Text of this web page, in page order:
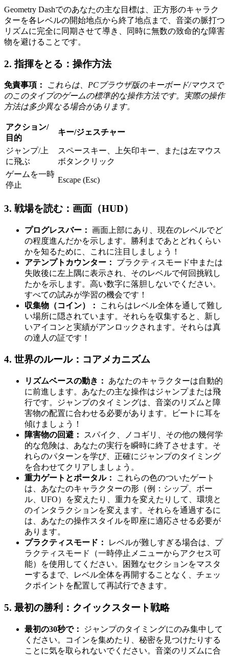
Geometry Dashでのあなたの主な目標は、正方形のキャラク
ターを各レベルの開始地点から終了地点まで、音楽の脈打つ
リズムに完全に同期させて導き、同時に無数の致命的な障害
物を避けることです。
2. 指揮をとる：操作方法
免責事項：
これらは、PCブラウザ版のキーボード/マウスで
のこのタイプのゲームの標準的な操作方法です。実際の操作
方法は多少異なる場合があります。
アクション/
目的
キー/ジェスチャー
ジャンプ/上
に飛ぶ
スペースキー、上矢印キー、または左マウス
ボタンクリック
ゲームを一時
停止
Escape (Esc)
3. 戦場を読む：画面（HUD）
プログレスバー： 画面上部にあり、現在のレベルでど
の程度進んだかを示します。勝利まであとどれくらい
かを知るために、これに注目しましょう！
アテンプトカウンター：
プラクティスモード中または
失敗後に左上隅に表示され、そのレベルで何回挑戦し
たかを示します。高い数字に落胆しないでください。
すべての試みが学習の機会です！
収集物（コイン）：
これらはレベル全体を通して難し
い場所に隠されています。それらを収集すると、新し
いアイコンと実績がアンロックされます。それらは真
の達人の証です！
4. 世界のルール：コアメカニズム
リズムベースの動き：
あなたのキャラクターは自動的
に前進します。あなたの主な操作はジャンプまたは飛
行です。ジャンプのタイミングは、音楽のリズムと障
害物の配置に合わせる必要があります。ビートに耳を
傾けましょう！
障害物の回避：
スパイク、ノコギリ、その他の幾何学
的な危険は、あなたの実行を瞬時に終了させます。そ
れらのパターンを学び、正確にジャンプのタイミング
を合わせてクリアしましょう。
重力ゲートとポータル：
これらの色のついたゲート
は、あなたのキャラクターの形（例：シップ、ボー
ル、UFO）を変えたり、重力を変えたりして、環境と
のインタラクションを変えます。それらを通過するに
は、あなたの操作スタイルを即座に適応させる必要が
あります。
プラクティスモード：
レベルが難しすぎる場合は、プ
ラクティスモード（一時停止メニューからアクセス可
能）を使用してください。困難なセクションをマスタ
ーするまで、レベル全体を再開することなく、チェッ
クポイントを配置して再試行できます。
5. 最初の勝利：クイックスタート戦略
最初の30秒で：
ジャンプのタイミングにのみ集中して
ください。コインを集めたり、秘密を見つけたりする
ことに気を取られないでください。音楽のリズムに合